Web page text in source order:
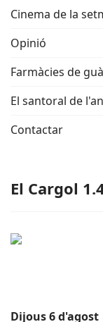
Cinema de la
Opinió
Farmàcies de
El santoral de
Contactar
El Cargol
Dijous 6 d'agost